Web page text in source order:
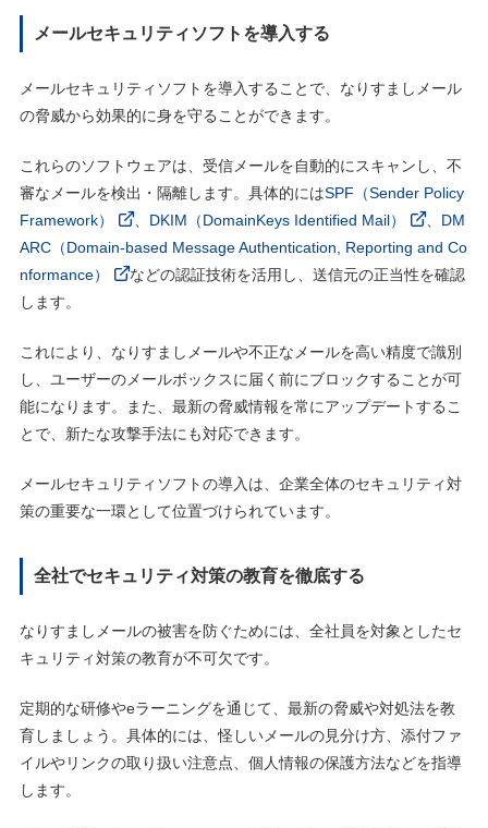
メールセキュリティソフトを導入する
メールセキュリティソフトを導入することで、なりすましメール
の脅威から効果的に身を守ることができます。
これらのソフトウェアは、受信メールを自動的にスキャンし、不
審なメールを検出・隔離します。具体的にはSPF（Sender Policy
Framework）
、 DKIM（DomainKeys Identified Mail） 、 DM
ARC（Domain-based Message Authentication, Reporting and Co
nformance）
などの認証技術を活用し、送信元の正当性を確認
します。
これにより、なりすましメールや不正なメールを高い精度で識別
し、ユーザーのメールボックスに届く前にブロックすることが可
能になります。また、最新の脅威情報を常にアップデートするこ
とで、新たな攻撃手法にも対応できます。
メールセキュリティソフトの導入は、企業全体のセキュリティ対
策の重要な一環として位置づけられています。
全社でセキュリティ対策の教育を徹底する
なりすましメールの被害を防ぐためには、全社員を対象としたセ
キュリティ対策の教育が不可欠です。
定期的な研修やeラーニングを通じて、最新の脅威や対処法を教
育しましょう。具体的には、怪しいメールの見分け方、添付ファ
イルやリンクの取り扱い注意点、個人情報の保護方法などを指導
します。